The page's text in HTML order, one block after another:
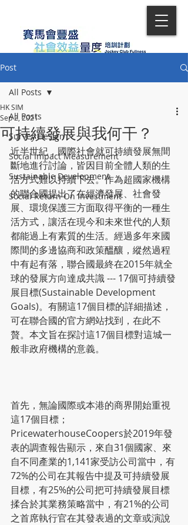
Post
All Posts
Survey Design
Social Impact Measurement
Sustainable Development
Social Return On Investment
All Posts
可持續發展與我何干？
HK SIM
Sep 2, 2021
近半世紀，國際社會就可持續發展無間
斷地進行討論，皆因目前全體人類的生
活方式難以持續下去。作為超國家機構
的聯合國提出了在經濟發展、社會發
展、環境保護三方面取得平衡的一種生
活方式，讓活在現今和未來世代的人類
都能過上有素質的生活。經過多年來國
際間的多邊協商和政策醞釀，縱然過程
中有起有落，聯合國最終在2015年就全
球的發展方向達成共識 --- 17個可持續發
展目標(Sustainable Development
Goals)。有關這17個目標的詳細描述，
可在聯合國的官方網站找到，在此不
贅。本文旨在探討這17個目標對這城一
般非政府機構的意義。
首先，無論國際或本港的商界開始重視
這17個目標；
PricewaterhouseCoopers於2019年發
表的調查報告顯示，來自31個國家、來
自不同產業的1,141家受訪公司當中，有
72%的公司在其報告中提及可持續發展
目標，有25%的公司把可持續發展目標
揉合於其業務策略當中，有21%的公司
之首席執行官在其發表過的文章或演說